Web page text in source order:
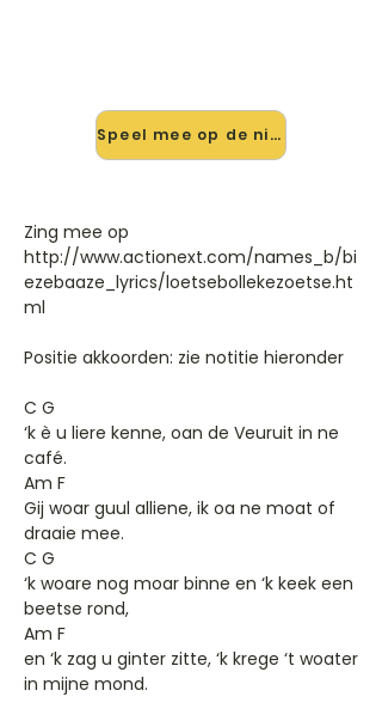
Speel mee op de nieuwe site →
Zing mee op
http://www.actionext.com/names_b/bi
ezebaaze_lyrics/loetsebollekezoetse.ht
ml
Positie akkoorden: zie notitie hieronder
C G
‘k è u liere kenne, oan de Veuruit in ne
café.
Am F
Gij woar guul alliene, ik oa ne moat of
draaie mee.
C G
‘k woare nog moar binne en ‘k keek een
beetse rond,
Am F
en ‘k zag u ginter zitte, ‘k krege ‘t woater
in mijne mond.